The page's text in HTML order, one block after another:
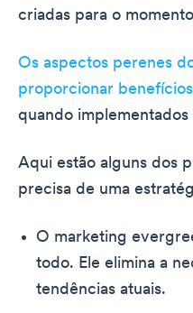
criadas para o
Os aspectos perenes
proporcionar
quando
Aqui estão alguns dos
precisa de uma
O marketing
todo. Ele elimina a
tendências atuais.